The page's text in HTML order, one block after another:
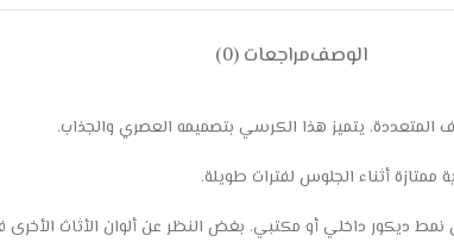
الوصفمراجعات (0)
المتعددة. يتميز هذا الكرسي بتصميمه العصري والجذاب.
ممتازة أثناء الجلوس لفترات طويلة.
ديكور داخلي أو مكتبي. بغض النظر عن ألوان الأثاث الأخرى